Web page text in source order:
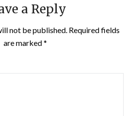
a Reply
not be published. Required fields
are marked*